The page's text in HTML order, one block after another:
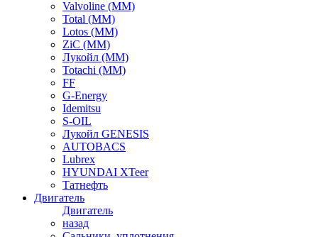
Valvoline (ММ)
Total (ММ)
Lotos (ММ)
ZiC (ММ)
Лукойл (ММ)
Totachi (MM)
FF
G-Energy
Idemitsu
S-OIL
Лукойл GENESIS
AUTOBACS
Lubrex
HYUNDAI XTeer
Татнефть
Двигатель
Двигатель
назад